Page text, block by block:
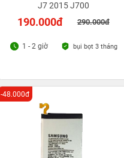
J7 2015 J700
190.000đ 290.000đ
1 - 2 giờ bụi bọt 3 tháng
-48.000đ